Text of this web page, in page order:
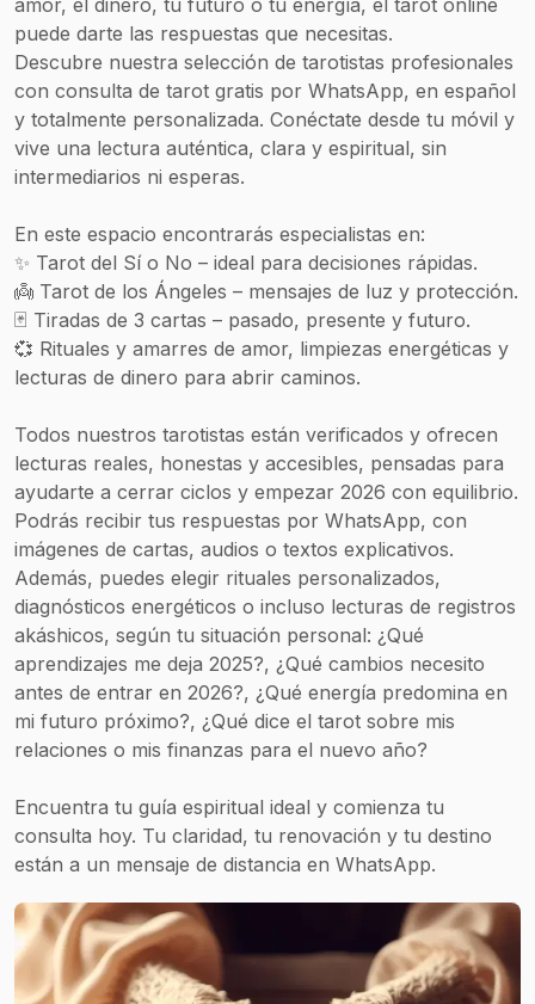
amor, el dinero, tu futuro o tu energía, el tarot online
puede darte las respuestas que necesitas.
Descubre nuestra selección de tarotistas profesionales
con consulta de tarot gratis por WhatsApp, en español
y totalmente personalizada. Conéctate desde tu móvil y
vive una lectura auténtica, clara y espiritual, sin
intermediarios ni esperas.
En este espacio encontrarás especialistas en:
✨ Tarot del Sí o No – ideal para decisiones rápidas.
👼 Tarot de los Ángeles – mensajes de luz y protección.
🃏 Tiradas de 3 cartas – pasado, presente y futuro.
💞 Rituales y amarres de amor, limpiezas energéticas y
lecturas de dinero para abrir caminos.
Todos nuestros tarotistas están verificados y ofrecen
lecturas reales, honestas y accesibles, pensadas para
ayudarte a cerrar ciclos y empezar 2026 con equilibrio.
Podrás recibir tus respuestas por WhatsApp, con
imágenes de cartas, audios o textos explicativos.
Además, puedes elegir rituales personalizados,
diagnósticos energéticos o incluso lecturas de registros
akáshicos, según tu situación personal: ¿Qué
aprendizajes me deja 2025?, ¿Qué cambios necesito
antes de entrar en 2026?, ¿Qué energía predomina en
mi futuro próximo?, ¿Qué dice el tarot sobre mis
relaciones o mis finanzas para el nuevo año?
Encuentra tu guía espiritual ideal y comienza tu
consulta hoy. Tu claridad, tu renovación y tu destino
están a un mensaje de distancia en WhatsApp.